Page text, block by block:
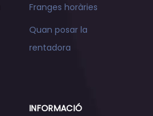
Franges horàries
Quan posar la
rentadora
INFORMACIÓ